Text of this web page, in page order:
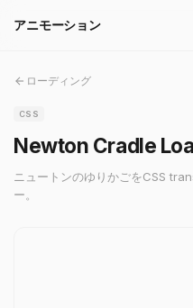
アニモーション
ローディング
CSS
Newton Cradle
ニュートンのゆりかごをCSS
ー。